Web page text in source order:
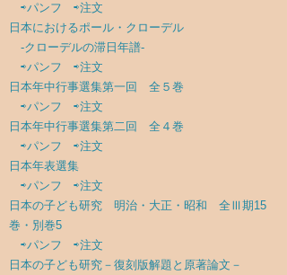
⇨パンフ ⇨注文
日本におけるポール・クローデル
-クローデルの滞日年譜-
⇨パンフ ⇨注文
日本年中行事選集第一回 全５巻
⇨パンフ ⇨注文
日本年中行事選集第二回 全４巻
⇨パンフ ⇨注文
日本年表選集
⇨パンフ ⇨注文
日本の子ども研究 明治・大正・昭和 全Ⅲ期15
巻・別巻5
⇨パンフ ⇨注文
日本の子ども研究－復刻版解題と原著論文－